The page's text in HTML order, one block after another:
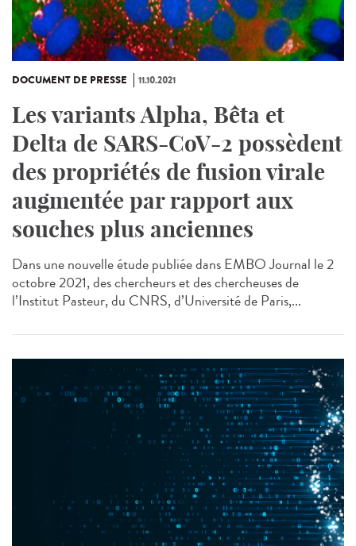
DOCUMENT DE PRESSE 11.10.2021
Les variants Alpha, Bêta et
Delta de SARS-CoV-2 possèdent
des propriétés de fusion virale
augmentée par rapport aux
souches plus anciennes
Dans une nouvelle étude publiée dans EMBO Journal le 2
octobre 2021, des chercheurs et des chercheuses de
l’Institut Pasteur, du CNRS, d’Université de Paris,...